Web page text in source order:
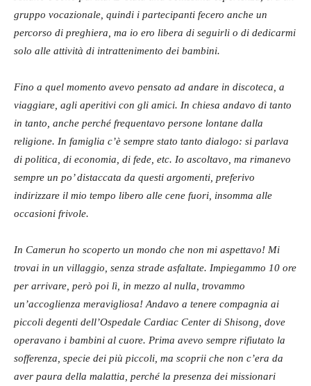
gruppo vocazionale, quindi i partecipanti fecero anche un
percorso di preghiera, ma io ero libera di seguirli o di dedicarmi
solo alle attività di intrattenimento dei bambini.
Fino a quel momento avevo pensato ad andare in discoteca, a
viaggiare, agli aperitivi con gli amici. In chiesa andavo di tanto
in tanto, anche perché frequentavo persone lontane dalla
religione. In famiglia c’è sempre stato tanto dialogo: si parlava
di politica, di economia, di fede, etc. Io ascoltavo, ma rimanevo
sempre un po’ distaccata da questi argomenti, preferivo
indirizzare il mio tempo libero alle cene fuori, insomma alle
occasioni frivole.
In Camerun ho scoperto un mondo che non mi aspettavo! Mi
trovai in un villaggio, senza strade asfaltate. Impiegammo 10 ore
per arrivare, però poi lì, in mezzo al nulla, trovammo
un’accoglienza meravigliosa! Andavo a tenere compagnia ai
piccoli degenti dell’Ospedale Cardiac Center di Shisong, dove
operavano i bambini al cuore. Prima avevo sempre rifiutato la
sofferenza, specie dei più piccoli, ma scoprii che non c’era da
aver paura della malattia, perché la presenza dei missionari